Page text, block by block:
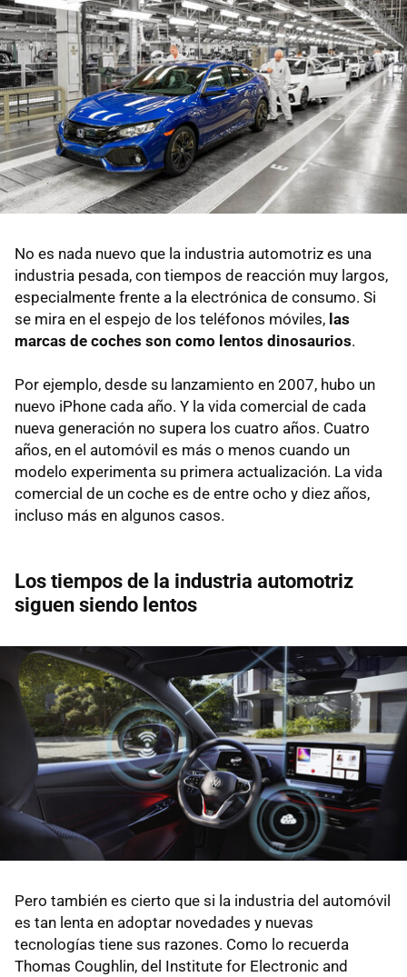
No es nada nuevo que la industria automotriz es una
industria pesada, con tiempos de reacción muy largos,
especialmente frente a la electrónica de consumo. Si
se mira en el espejo de los teléfonos móviles, las
marcas de coches son como lentos dinosaurios.
Por ejemplo, desde su lanzamiento en 2007, hubo un
nuevo iPhone cada año. Y la vida comercial de cada
nueva generación no supera los cuatro años. Cuatro
años, en el automóvil es más o menos cuando un
modelo experimenta su primera actualización. La vida
comercial de un coche es de entre ocho y diez años,
incluso más en algunos casos.
Los tiempos de la industria automotriz
siguen siendo lentos
Pero también es cierto que si la industria del automóvil
es tan lenta en adoptar novedades y nuevas
tecnologías tiene sus razones. Como lo recuerda
Thomas Coughlin, del Institute for Electronic and